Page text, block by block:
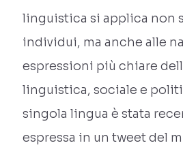
linguistica si applica non
individui, ma anche alle
espressioni più chiare
linguistica, sociale e
singola lingua è stata
espressa in un tweet del